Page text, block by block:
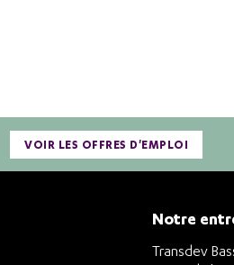
VOIR LES OFFRES D'EMPLOI
Notre
Transdev